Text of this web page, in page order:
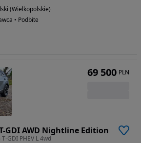
(Wielkopolskie)
• Podbite
GDI AWD Nightline Edition
GDI PHEV L 4wd
69 500 PLN